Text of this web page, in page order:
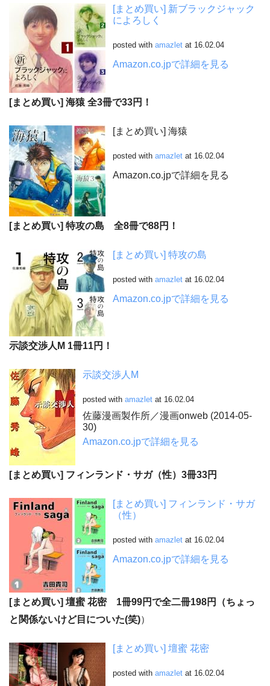
[まとめ買い] 新ブラックジャック
によろしく
posted with amazlet at 16.02.04
Amazon.co.jpで詳細を見る
[まとめ買い] 海猿 全3冊で33円！
[まとめ買い] 海猿
posted with amazlet at 16.02.04
Amazon.co.jpで詳細を見る
[まとめ買い] 特攻の島 全8冊で88円！
[まとめ買い] 特攻の島
posted with amazlet at 16.02.04
Amazon.co.jpで詳細を見る
示談交渉人M 1冊11円！
示談交渉人M
posted with amazlet at 16.02.04
佐藤漫画製作所／漫画onweb (2014-05-
30)
Amazon.co.jpで詳細を見る
[まとめ買い] フィンランド・サガ（性）3冊33円
[まとめ買い] フィンランド・サガ
（性）
posted with amazlet at 16.02.04
Amazon.co.jpで詳細を見る
[まとめ買い] 壇蜜 花密 1冊99円で全二冊198円（ちょっ
と関係ないけど目についた(笑)）
[まとめ買い] 壇蜜 花密
posted with amazlet at 16.02.04